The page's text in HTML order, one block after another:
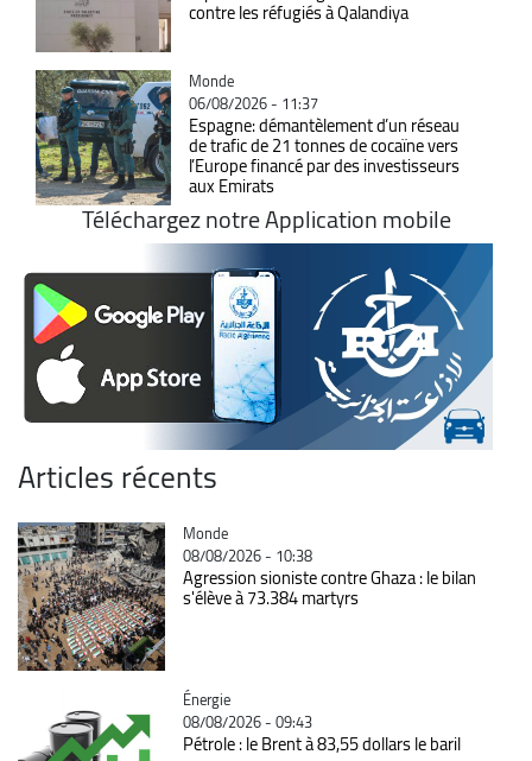
contre les réfugiés à Qalandiya
Catégorie
Monde
06/08/2026 - 11:37
Espagne: démantèlement d’un réseau
de trafic de 21 tonnes de cocaïne vers
l’Europe financé par des investisseurs
aux Emirats
Téléchargez notre Application mobile
Articles récents
Catégorie
Monde
08/08/2026 - 10:38
Agression sioniste contre Ghaza : le bilan
s'élève à 73.384 martyrs
Catégorie
Énergie
08/08/2026 - 09:43
Pétrole : le Brent à 83,55 dollars le baril